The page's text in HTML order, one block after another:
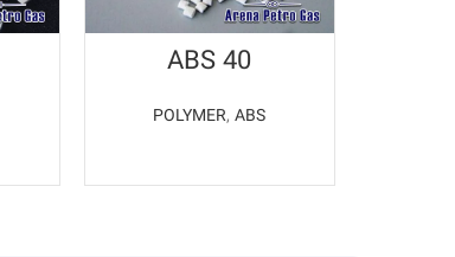
ABS 40
POLYMER,ABS